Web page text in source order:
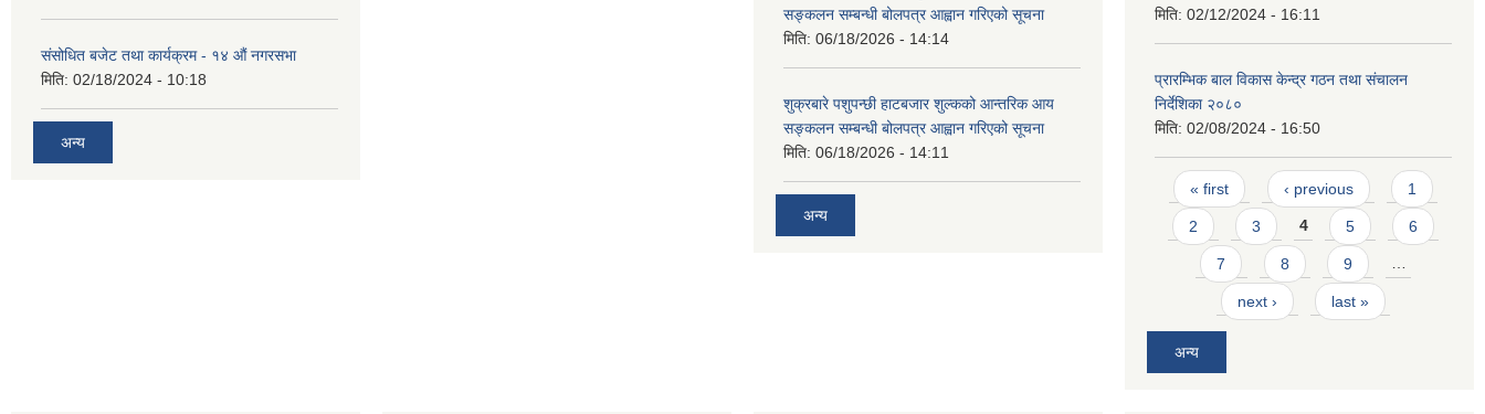
संसोधित बजेट तथा कार्यक्रम - १४ औं नगरसभा
मिति: 02/18/2024 - 10:18
अन्य
सङ्कलन सम्बन्धी बोलपत्र आह्वान गरिएको सूचना
मिति: 06/18/2026 - 14:14
शुक्रबारे पशुपन्छी हाटबजार शुल्कको आन्तरिक आय
सङ्कलन सम्बन्धी बोलपत्र आह्वान गरिएको सूचना
मिति: 06/18/2026 - 14:11
अन्य
मिति: 02/12/2024 - 16:11
प्रारम्भिक बाल विकास केन्द्र गठन तथा संचालन
निर्देशिका २०८०
मिति: 02/08/2024 - 16:50
Pages
« first ‹ previous 1
2 3 4 5 6
7 8 9 …
next › last »
अन्य